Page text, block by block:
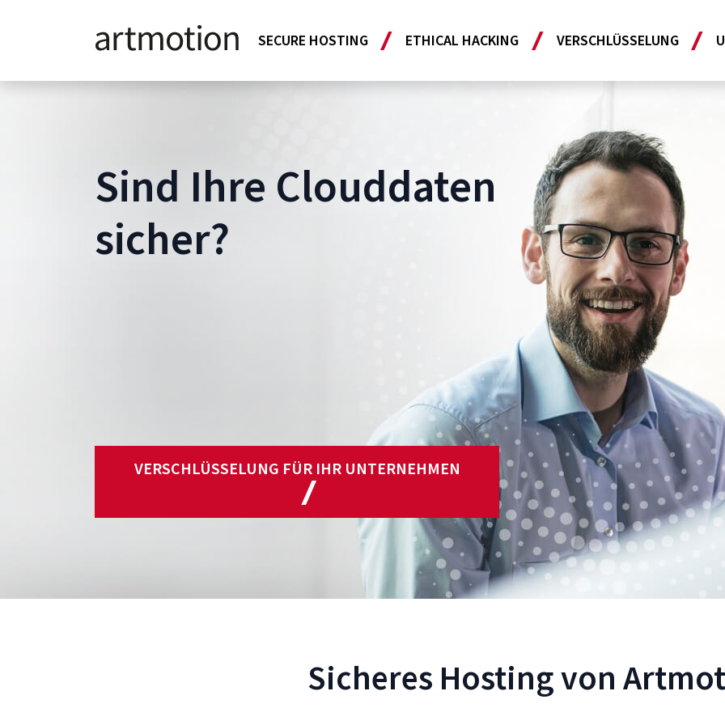
SECURE HOSTING ETHICAL HACKING VERSCHLÜSSELUNG
Sind Ihre Clouddaten
sicher?
VERSCHLÜSSELUNG FÜR IHR UNTERNEHMEN
Sicheres Hosting von